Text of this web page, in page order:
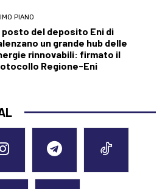
PIANO
posto del deposito Eni di
un grande hub delle
rinnovabili: firmato il
Regione-Eni